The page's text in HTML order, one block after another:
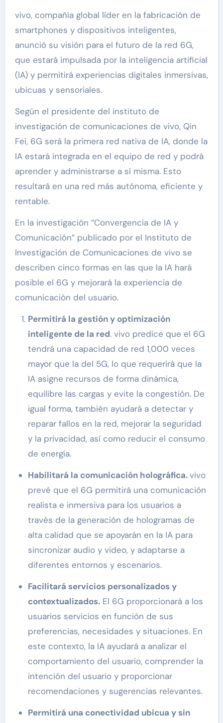
vivo, compañía global líder en la fabricación de
smartphones y dispositivos inteligentes,
anunció su visión para el futuro de la red 6G,
que estará impulsada por la inteligencia artificial
(IA) y permitirá experiencias digitales inmersivas,
ubicuas y sensoriales.
Según el presidente del instituto de
investigación de comunicaciones de vivo, Qin
Fei, 6G será la primera red nativa de IA, donde la
IA estará integrada en el equipo de red y podrá
aprender y administrarse a sí misma. Esto
resultará en una red más autónoma, eficiente y
rentable.
En la investigación “Convergencia de IA y
Comunicación” publicado por el Instituto de
Investigación de Comunicaciones de vivo se
describen cinco formas en las que la IA hará
posible el 6G y mejorará la experiencia de
comunicación del usuario.
Permitirá la gestión y optimización
inteligente de la red. vivo predice que el 6G
tendrá una capacidad de red 1,000 veces
mayor que la del 5G, lo que requerirá que la
IA asigne recursos de forma dinámica,
equilibre las cargas y evite la congestión. De
igual forma, también ayudará a detectar y
reparar fallos en la red, mejorar la seguridad
y la privacidad, así como reducir el consumo
de energía.
Habilitará la comunicación holográfica.vivo
prevé que el 6G permitirá una comunicación
realista e inmersiva para los usuarios a
través de la generación de hologramas de
alta calidad que se apoyarán en la IA para
sincronizar audio y video, y adaptarse a
diferentes entornos y escenarios.
Facilitará servicios personalizados y
contextualizados.El 6G proporcionará a los
usuarios servicios en función de sus
preferencias, necesidades y situaciones. En
este contexto, la IA ayudará a analizar el
comportamiento del usuario, comprender la
intención del usuario y proporcionar
recomendaciones y sugerencias relevantes.
Permitirá una conectividad ubicua y sin